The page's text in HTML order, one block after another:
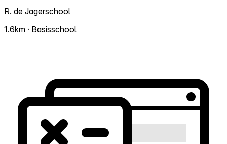
R. de Jagerschool
1.6km · Basisschool